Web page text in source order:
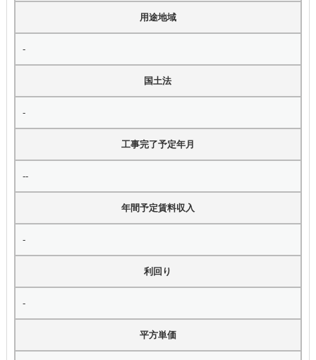
用途地域
-
国土法
-
工事完了予定年月
--
年間予定賃料収入
-
利回り
-
平方単価